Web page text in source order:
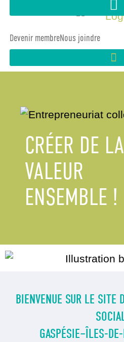
Devenir membreNous joindre
CRÉER DE LA
VALEUR
ENSEMBLE !
BIENVENUE SUR LE SITE
GASPÉSIE–ÎLES-